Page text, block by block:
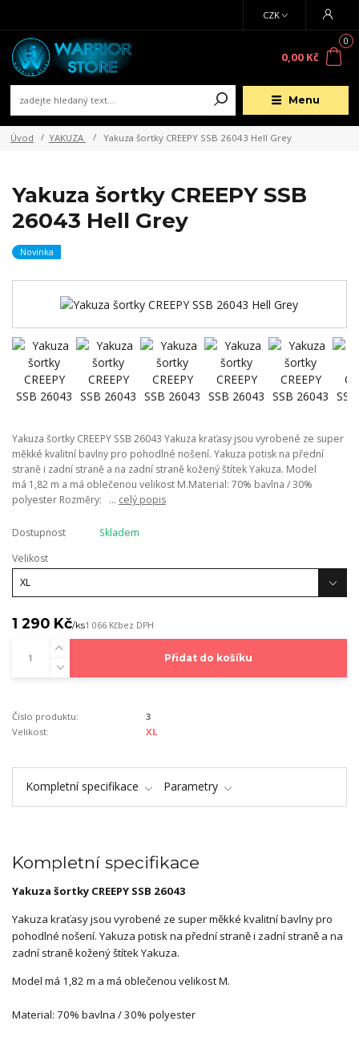
Menu
CZK
0
0,00 Kč
Úvod YAKUZA Yakuza šortky CREEPY SSB 26043 Hell Grey
Yakuza šortky CREEPY SSB
26043 Hell Grey
Novinka
Yakuza šortky CREEPY SSB 26043 Yakuza kraťasy jsou vyrobené ze super
měkké kvalitní bavlny pro pohodlné nošení. Yakuza potisk na přední
straně i zadní straně a na zadní straně kožený štítek Yakuza. Model
má 1,82 m a má oblečenou velikost M.Material: 70% bavlna / 30%
polyester Rozměry: ... celý popis
Dostupnost
Skladem
Velikost
1 290 Kč/ks1 066 Kčbez DPH
Přidat do košíku
Číslo produktu:
3
Velikost:
XL
Kompletní specifikace Parametry
Kompletní specifikace
Yakuza šortky CREEPY SSB 26043
Yakuza kraťasy jsou vyrobené ze super měkké kvalitní bavlny pro
pohodlné nošení. Yakuza potisk na přední straně i zadní straně a na
zadní straně kožený štítek Yakuza.
Model má 1,82 m a má oblečenou velikost M.
Material: 70% bavlna / 30% polyester